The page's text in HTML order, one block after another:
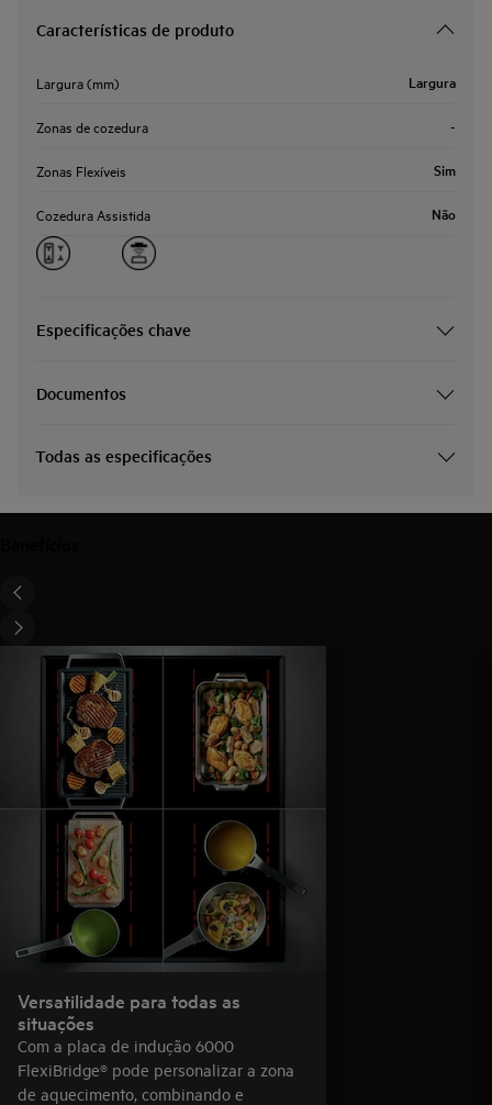
Características de produto
Largura (mm) Largura
Zonas de cozedura -
Zonas Flexíveis Sim
Cozedura Assistida Não
Especificações chave
Documentos
Todas as especificações
Versatilidade para todas as
situações
Com a placa de indução 6000
FlexiBridge® pode personalizar a zona
de aquecimento, combinando e